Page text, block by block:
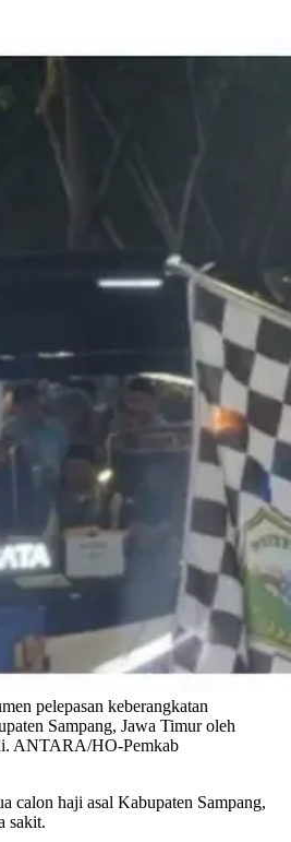
pelepasan keberangkatan
Sampang, Jawa Timur oleh
ANTARA/HO-Pemkab
calon haji asal Kabupaten Sampang,
sakit.